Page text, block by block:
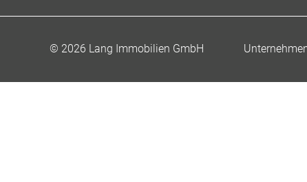
© 2026 Lang Immobilien GmbH